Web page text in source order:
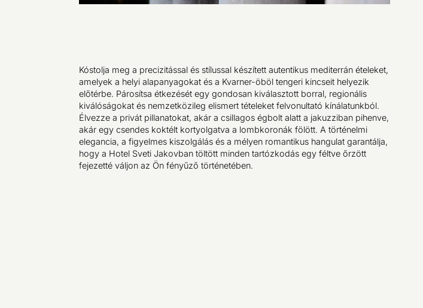
Kóstolja meg a precizitással és stílussal készített autentikus mediterrán ételeket,
amelyek a helyi alapanyagokat és a Kvarner-öböl tengeri kincseit helyezik
előtérbe. Párosítsa étkezését egy gondosan kiválasztott borral, regionális
kiválóságokat és nemzetközileg elismert tételeket felvonultató kínálatunkból.
Élvezze a privát pillanatokat, akár a csillagos égbolt alatt a jakuzziban pihenve,
akár egy csendes koktélt kortyolgatva a lombkoronák fölött. A történelmi
elegancia, a figyelmes kiszolgálás és a mélyen romantikus hangulat garantálja,
hogy a Hotel Sveti Jakovban töltött minden tartózkodás egy féltve őrzött
fejezetté váljon az Ön fényűző történetében.